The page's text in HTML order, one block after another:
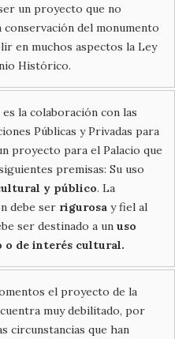
un proyecto que no
conservación del monumento
en muchos aspectos la Ley
Histórico.
la colaboración con las
Públicas y Privadas para
proyecto para el Palacio que
premisas: Su uso
y público. La
debe ser rigurosa y fiel al
ser destinado a un uso
o de interés cultural.
el proyecto de la
muy debilitado, por
circunstancias que han